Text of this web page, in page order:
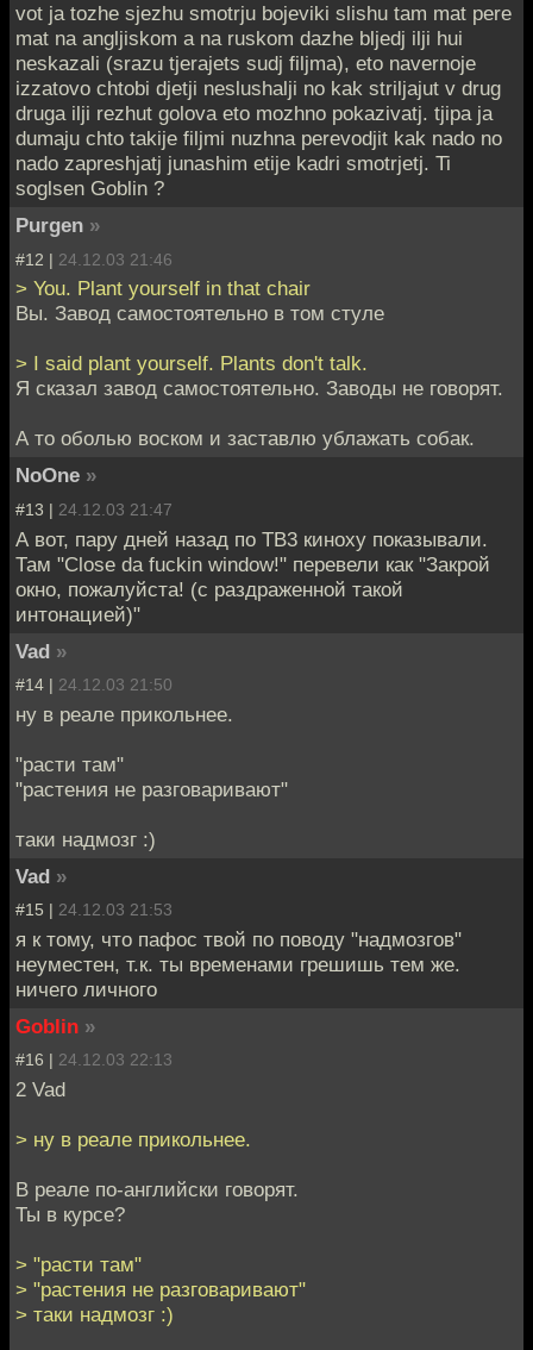
vot ja tozhe sjezhu smotrju bojeviki slishu tam mat pere
mat na angljiskom a na ruskom dazhe bljedj ilji hui
neskazali (srazu tjerajets sudj filjma), eto navernoje
izzatovo chtobi djetji neslushalji no kak striljajut v drug
druga ilji rezhut golova eto mozhno pokazivatj. tjipa ja
dumaju chto takije filjmi nuzhna perevodjit kak nado no
nado zapreshjatj junashim etije kadri smotrjetj. Ti
soglsen Goblin ?
Purgen »
#12 | 24.12.03 21:46
> You. Plant yourself in that chair
Вы. Завод самостоятельно в том стуле
> I said plant yourself. Plants don't talk.
Я сказал завод самостоятельно. Заводы не говорят.
А то оболью воском и заставлю ублажать собак.
NoOne »
#13 | 24.12.03 21:47
А вот, пару дней назад по ТВ3 киноху показывали.
Там "Close da fuckin window!" перевели как "Закрой
окно, пожалуйста! (с раздраженной такой
интонацией)"
Vad »
#14 | 24.12.03 21:50
ну в реале прикольнее.
"расти там"
"растения не разговаривают"
таки надмозг :)
Vad »
#15 | 24.12.03 21:53
я к тому, что пафос твой по поводу "надмозгов"
неуместен, т.к. ты временами грешишь тем же.
ничего личного
Goblin »
#16 | 24.12.03 22:13
2 Vad
> ну в реале прикольнее.
В реале по-английски говорят.
Ты в курсе?
> "расти там"
> "растения не разговаривают"
> таки надмозг :)